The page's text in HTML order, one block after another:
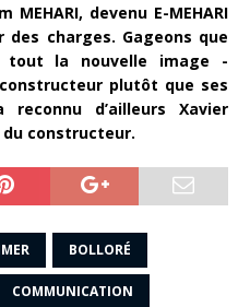
devenu E-MEHARI
des charges. Gageons que
tout la nouvelle image -
plutôt que ses
d’ailleurs Xavier
constructeur.
BOLLORÉ
COMMUNICATION